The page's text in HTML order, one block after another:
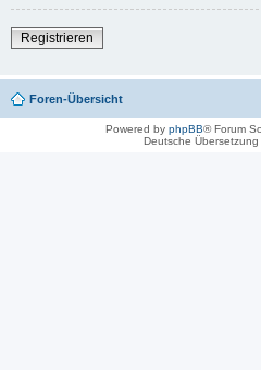
Registrieren
Foren-Übersicht
Powered by phpBB® Forum
Deutsche Übersetzung